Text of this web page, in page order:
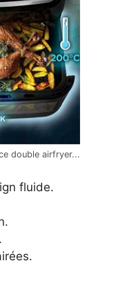
double airfryer...
fluide.